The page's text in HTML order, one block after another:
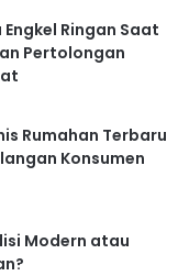
Ringan Saat
Pertolongan
Rumahan Terbaru
Konsumen
Modern atau